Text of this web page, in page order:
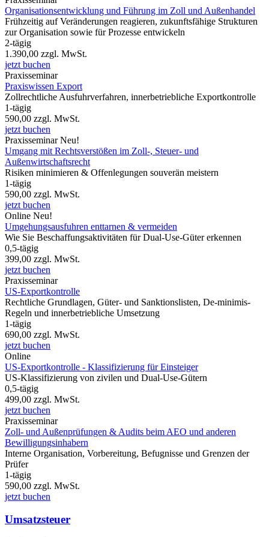
Organisationsentwicklung und Führung im Zoll und Außenhandel
Frühzeitig auf Veränderungen reagieren, zukunftsfähige Strukturen
zur Organisation sowie für Prozesse entwickeln
2-tägig
1.390,00 zzgl. MwSt.
jetzt buchen
Praxisseminar
Praxiswissen Export
Zollrechtliche Ausfuhrverfahren, innerbetriebliche Exportkontrolle
1-tägig
590,00 zzgl. MwSt.
jetzt buchen
Praxisseminar Neu!
Umgang mit Rechtsverstößen im Zoll-, Steuer- und
Außenwirtschaftsrecht
Risiken minimieren & Offenlegungen souverän meistern
1-tägig
590,00 zzgl. MwSt.
jetzt buchen
Online Neu!
Umgehungsausfuhren enttarnen & vermeiden
Wie Sie Beschaffungsaktivitäten für Dual-Use-Güter erkennen
0,5-tägig
399,00 zzgl. MwSt.
jetzt buchen
Praxisseminar
US-Exportkontrolle
Rechtliche Grundlagen, Güter- und Sanktionslisten, De-minimis-
Regeln und innerbetriebliche Umsetzung
1-tägig
690,00 zzgl. MwSt.
jetzt buchen
Online
US-Exportkontrolle - Klassifizierung für Einsteiger
US-Klassifizierung von zivilen und Dual-Use-Gütern
0,5-tägig
499,00 zzgl. MwSt.
jetzt buchen
Praxisseminar
Zoll- und Außenprüfungen & Audits beim AEO und anderen
Bewilligungsinhabern
Interne Organisation, Vorbereitung, Befugnisse und Grenzen der
Prüfer
1-tägig
590,00 zzgl. MwSt.
jetzt buchen
Umsatzsteuer